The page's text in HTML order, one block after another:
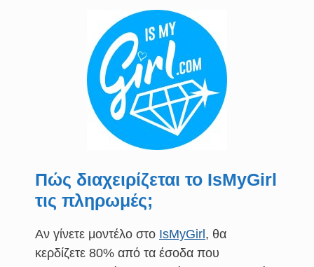
Πώς διαχειρίζεται το IsMyGirl
τις πληρωμές;
Αν γίνετε μοντέλο στο IsMyGirl, θα
κερδίζετε 80% από τα έσοδα που